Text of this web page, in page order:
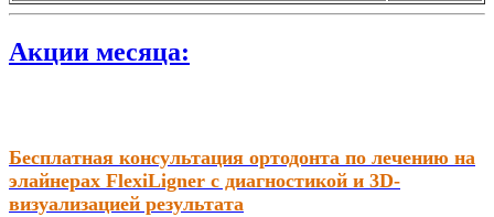
Акции месяца:
Бесплатная консультация ортодонта по лечению на
элайнерах FlexiLigner с диагностикой и 3D-
визуализацией результата